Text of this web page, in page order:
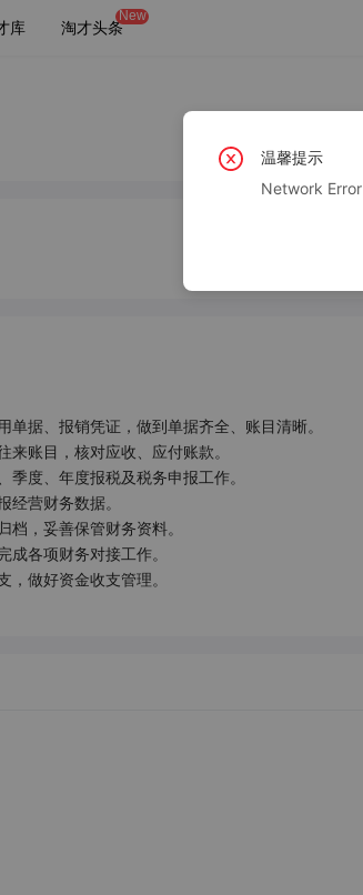
库 淘才头条
New
据、报销凭证，做到单据齐全、账目清晰。
账目，核对应收、应付账款。
度、年度报税及税务申报工作。
经营财务数据。
档，妥善保管财务资料。
成各项财务对接工作。
，做好资金收支管理。
温馨提示
Network Error